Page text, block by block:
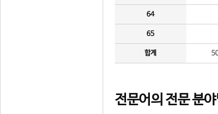
64
65
합계
전문어의 전문 분